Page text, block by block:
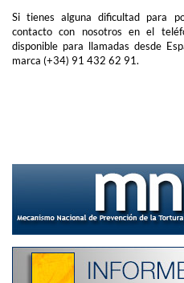
Si tienes alguna dificultad para
contacto con nosotros en el
disponible para llamadas desde
marca (+34) 91 432 62 91.
del
defensor
como
Mecanismo
Listado